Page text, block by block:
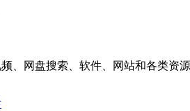
、网盘搜索、软件、网站和各类资